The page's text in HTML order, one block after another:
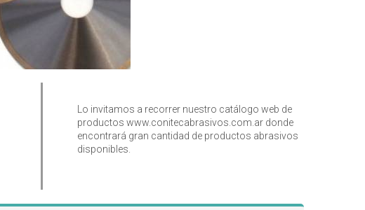
Lo invitamos a recorrer nuestro catálogo web de
productos www.conitecabrasivos.com.ardonde
encontrará gran cantidad de productos abrasivos
disponibles.